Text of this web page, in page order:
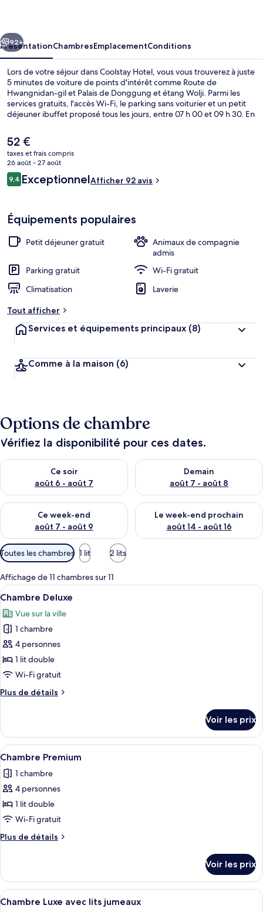
Suivant
92+
PrésentationChambresEmplacementConditions
Lors de votre séjour dans Coolstay Hotel, vous vous trouverez à juste
5 minutes de voiture de points d'intérêt comme Route de
Hwangnidan-gil et Palais de Donggung et étang Wolji. Parmi les
services gratuits, l'accès Wi-Fi, le parking sans voiturier et un petit
déjeuner ibuffet proposé tous les jours, entre 07 h 00 et 09 h 30. En
des sites comme Gyeongju Gyochon (village traditionnel) et Lac de
Bomun.
Le
prix
actuel
est
de
52 €
taxes et frais compris
26 août - 27 août
Avis
voyageurs
9,49,4 sur 10
ExceptionnelAfficher 92 avis
Équipements populaires
Petit déjeuner gratuit
Animaux de compagnie
admis
Parking gratuit
Wi-Fi gratuit
Climatisation
Laverie
Tout afficher
Services et équipements principaux (8)
Comme à la maison (6)
Options de chambre
Vérifiez la disponibilité pour ces dates.
Ce soir
août 6 - août 7
Vérifier la disponibilité pour ce soir août 6 - août 7
Demain
août 7 - août 8
Vérifier la disponibilité pour
Ce week-end
août 7 - août 9
Vérifier la disponibilité pour ce week-end août 7 - août 9
Le week-end prochain
août 14 - août 16
Vérifier la disponibilité pour
Filtres
disponibles
pour
les
chambres
Toutes les chambres 1 lit 2 lits
Affichage de 11 chambres sur 11
Afficher
toutes
les
photos
pour
ce
type
chambre :
Un lit bien fait, avec du linge de lit
11
Chambre Deluxe
Vue sur la ville
1 chambre
4 personnes
1 lit double
Wi-Fi gratuit
Plus de détails
Plus
le
type
de
Chambre
Deluxe
Voir les prix
Afficher
toutes
les
photos
pour
ce
type
de
Chambre
Premium
Une chambre d’hôtel moderne
10
Chambre Premium
1 chambre
4 personnes
1 lit double
Wi-Fi gratuit
Plus de détails
Plus
le
type
de
Voir les prix
Afficher
toutes
Une chambre d’hôtel moderne
9
Chambre Luxe avec lits jumeaux